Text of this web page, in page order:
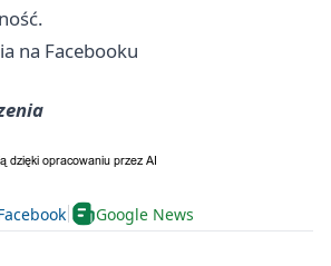
na Facebooku
Google News